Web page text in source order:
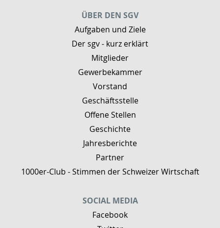
ÜBER DEN SGV
Aufgaben und Ziele
Der sgv - kurz erklärt
Mitglieder
Gewerbekammer
Vorstand
Geschäftsstelle
Offene Stellen
Geschichte
Jahresberichte
Partner
1000er-Club - Stimmen der Schweizer Wirtschaft
SOCIAL MEDIA
Facebook